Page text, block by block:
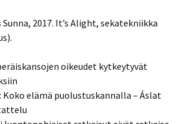
2017. It’s Alight, sekatekniikka
oikeudet kytkeytyvät
: Koko elämä puolustuskannalla – Áslat